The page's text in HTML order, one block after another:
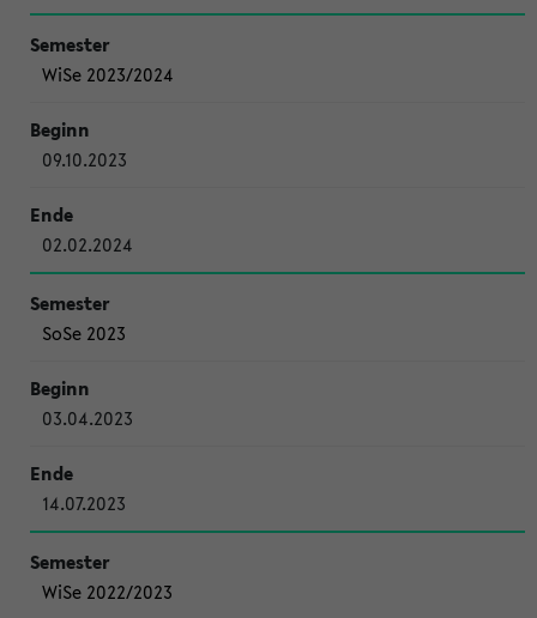
WiSe 2023/2024
09.10.2023
02.02.2024
SoSe 2023
03.04.2023
14.07.2023
WiSe 2022/2023